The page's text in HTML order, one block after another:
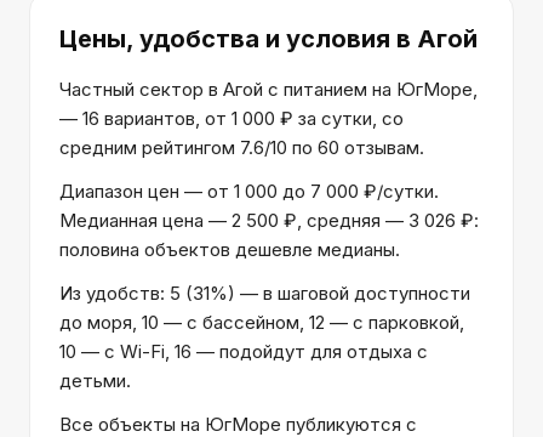
Цены, удобства и условия в Агой
Частный сектор в Агой с питанием на ЮгМоре,
— 16 вариантов, от 1 000 ₽ за сутки, со
средним рейтингом 7.6/10 по 60 отзывам.
Диапазон цен — от 1 000 до 7 000 ₽/сутки.
Медианная цена — 2 500 ₽, средняя — 3 026 ₽:
половина объектов дешевле медианы.
Из удобств: 5 (31%) — в шаговой доступности
до моря, 10 — с бассейном, 12 — с парковкой,
10 — с Wi-Fi, 16 — подойдут для отдыха с
детьми.
Все объекты на ЮгМоре публикуются с